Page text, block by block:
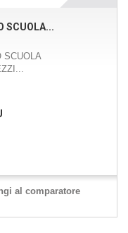
SCUOLA...
SCUOLA
al comparatore